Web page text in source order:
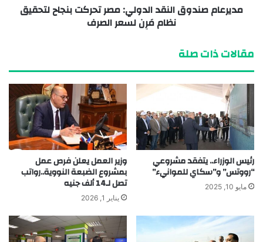
مديرعام صندوق النقد الدولي: مصر تحركت بنجاح لتحقيق
نظام مَرِن لسعر الصرف
مقالات ذات صلة
رئيس الوزراء.. يتفقد مشروعي
“رووتس” و”سكاي للموانيء”
مايو 10, 2025
وزير العمل يعلن فرص عمل
بمشروع الضبعة النووية..رواتب
تصل لـ14 ألف جنيه
يناير 1, 2026